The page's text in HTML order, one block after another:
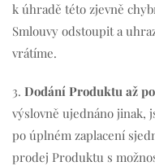
k úhradě této zjevně
Smlouvy odstoupit a
vrátíme.
3. Dodání Produktu až
výslovně ujednáno jinak,
po úplném zaplacení
prodej Produktu s